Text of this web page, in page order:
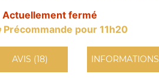
Actuellement fermé
Précommande pour 11h20
AVIS (18) INFORMATIONS